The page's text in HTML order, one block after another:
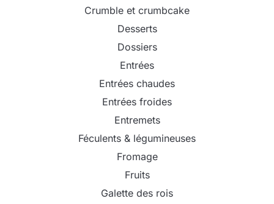
Crumble et crumbcake
Desserts
Dossiers
Entrées
Entrées chaudes
Entrées froides
Entremets
Féculents & légumineuses
Fromage
Fruits
Galette des rois